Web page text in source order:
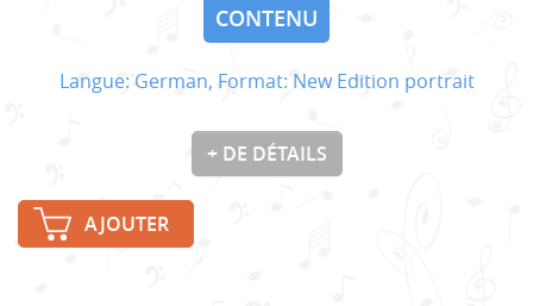
CONTENU
Langue: German, Format: New Edition portrait
+ DE DÉTAILS
AJOUTER